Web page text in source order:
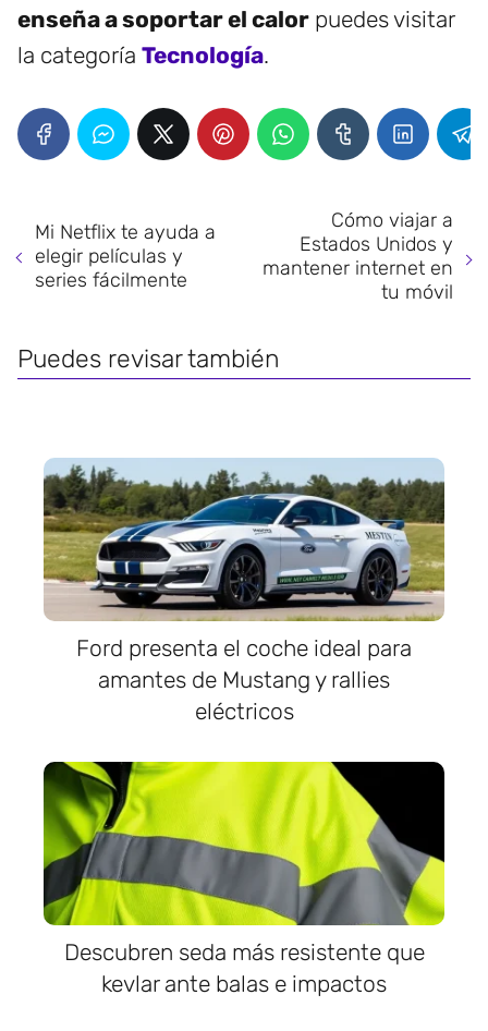
enseña a soportar el calor puedes visitar
la categoría Tecnología.
Mi Netflix te ayuda a
elegir películas y
series fácilmente
Cómo viajar a
Estados Unidos y
mantener internet en
tu móvil
Puedes revisar también
Ford presenta el coche ideal para
amantes de Mustang y rallies
eléctricos
Descubren seda más resistente que
kevlar ante balas e impactos